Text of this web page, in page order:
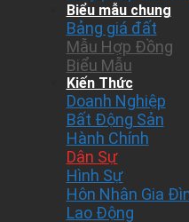
Biểu mẫu chung
Bảng giá đất
Mẫu Hợp Đồng
Biểu Mẫu
Kiến Thức
Doanh Nghiệp
Bất Động Sản
Hành Chính
Dân Sự
Hình Sự
Hôn Nhân Gia
Lao Động